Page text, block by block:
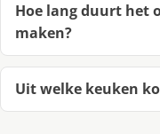
Hoe lang duurt het
maken?
Uit welke keuken